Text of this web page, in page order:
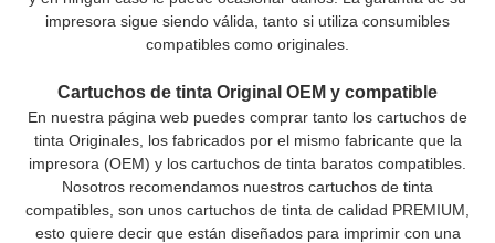
impresora sigue siendo válida, tanto si utiliza consumibles
compatibles como originales.
Cartuchos de tinta Original OEM y compatible
En nuestra página web puedes comprar tanto los cartuchos de
tinta Originales, los fabricados por el mismo fabricante que la
impresora (OEM) y los cartuchos de tinta baratos compatibles.
Nosotros recomendamos nuestros cartuchos de tinta
compatibles, son unos cartuchos de tinta de calidad PREMIUM,
esto quiere decir que están diseñados para imprimir con una